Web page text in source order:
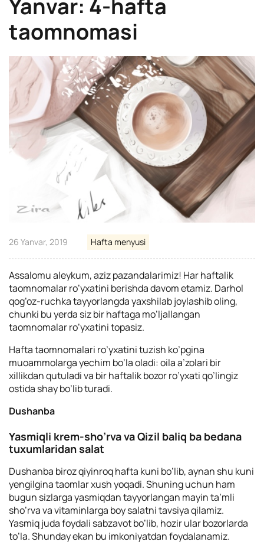
Yanvar: 4-hafta
taomnomasi
26 Yanvar, 2019 Hafta menyusi
Assalomu aleykum, aziz pazandalarimiz! Har haftalik
taomnomalar ro’yxatini berishda davom etamiz. Darhol
qog’oz-ruchka tayyorlangda yaxshilab joylashib oling,
chunki bu yerda siz bir haftaga mo’ljallangan
taomnomalar ro’yxatini topasiz.
Hafta taomnomalari ro’yxatini tuzish ko’pgina
muoammolarga yechim bo’la oladi: oila a’zolari bir
xillikdan qutuladi va bir haftalik bozor ro’yxati qo’lingiz
ostida shay bo’lib turadi.
Dushanba
Yasmiqli krem-sho’rva va Qizil baliq ba bedana
tuxumlaridan salat
Dushanba biroz qiyinroq hafta kuni bo’lib, aynan shu kuni
yengilgina taomlar xush yoqadi. Shuning uchun ham
bugun sizlarga yasmiqdan tayyorlangan mayin ta’mli
sho’rva va vitaminlarga boy salatni tavsiya qilamiz.
Yasmiq juda foydali sabzavot bo’lib, hozir ular bozorlarda
to’la. Shunday ekan bu imkoniyatdan foydalanamiz.